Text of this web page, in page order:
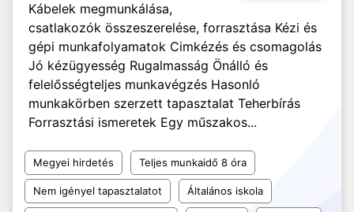
Kábelek megmunkálása,
csatlakozók összeszerelése, forrasztása Kézi és
gépi munkafolyamatok Cimkézés és csomagolás
Jó kézügyesség Rugalmasság Önálló és
felelősségteljes munkavégzés Hasonló
munkakörben szerzett tapasztalat Teherbírás
Forrasztási ismeretek Egy műszakos...
Megyei hirdetés Teljes munkaidő 8 óra
Nem igényel tapasztalatot Általános iskola